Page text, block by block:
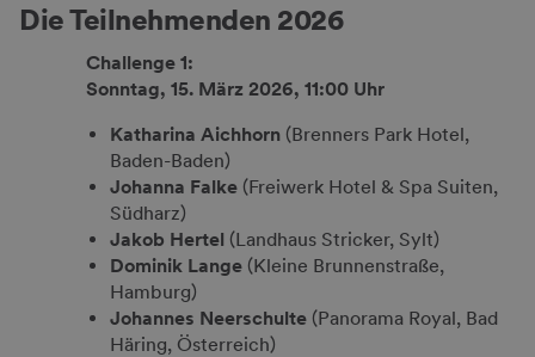
Die Teilnehmenden 2026
Challenge 1:
Sonntag, 15. März 2026, 11:00 Uhr
Katharina Aichhorn (Brenners Park Hotel,
Baden-Baden)
Johanna Falke (Freiwerk Hotel & Spa Suiten,
Südharz)
Jakob Hertel (Landhaus Stricker, Sylt)
Dominik Lange (Kleine Brunnenstraße,
Hamburg)
Johannes Neerschulte (Panorama Royal, Bad
Häring, Österreich)